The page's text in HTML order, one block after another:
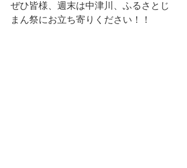
ぜひ皆様、週末は中津川、ふるさとじ
まん祭にお立ち寄りください！！